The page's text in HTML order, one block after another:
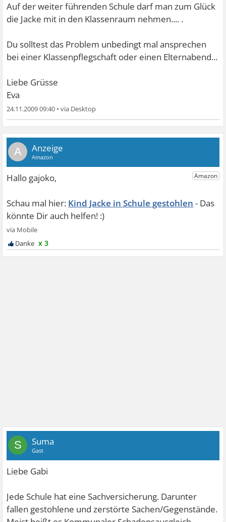
Auf der weiter führenden Schule darf man zum Glück
die Jacke mit in den Klassenraum nehmen.... .
Du solltest das Problem unbedingt mal ansprechen
bei einer Klassenpflegschaft oder einen Elternabend...
Liebe Grüsse
Eva
24.11.2009 09:40 •
A
Kind Jacke in Schule gestohlen
x 3
S Suma
Gast
Liebe Gabi
Jede Schule hat eine Sachversicherung. Darunter
fallen gestohlene und zerstörte Sachen/Gegenstände.